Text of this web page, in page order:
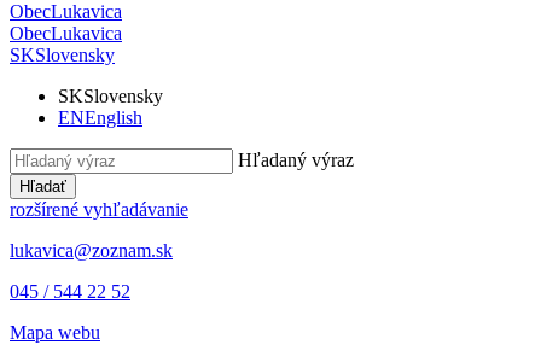
ObecLukavica
ObecLukavica
SKSlovensky
SKSlovensky
ENEnglish
Hľadaný výraz
Hľadať
rozšírené vyhľadávanie
lukavica@zoznam.sk
045 / 544 22 52
Mapa webu